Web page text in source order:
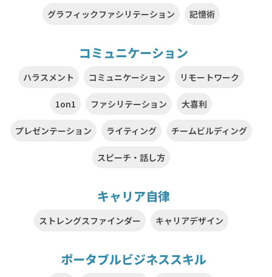
グラフィックファシリテーション 記憶術
コミュニケーション
ハラスメント コミュニケーション リモートワーク
1on1 ファシリテーション 大喜利
プレゼンテーション ライティング チームビルディング
スピーチ・話し方
キャリア自律
ストレングスファインダー キャリアデザイン
ポータブルビジネススキル